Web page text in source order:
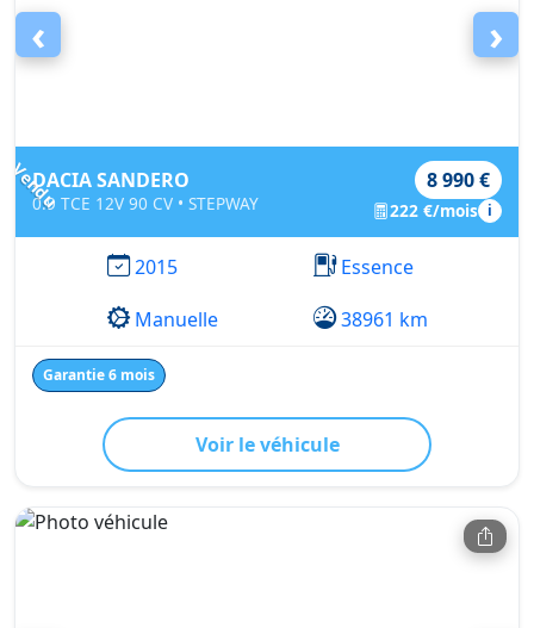
‹ ›
Vendu
DACIA SANDERO
0.9 TCE 12V 90 CV • STEPWAY
8 990 €
222 €/mois i
2015
Essence
Manuelle
38961 km
Garantie 6 mois
Voir le véhicule